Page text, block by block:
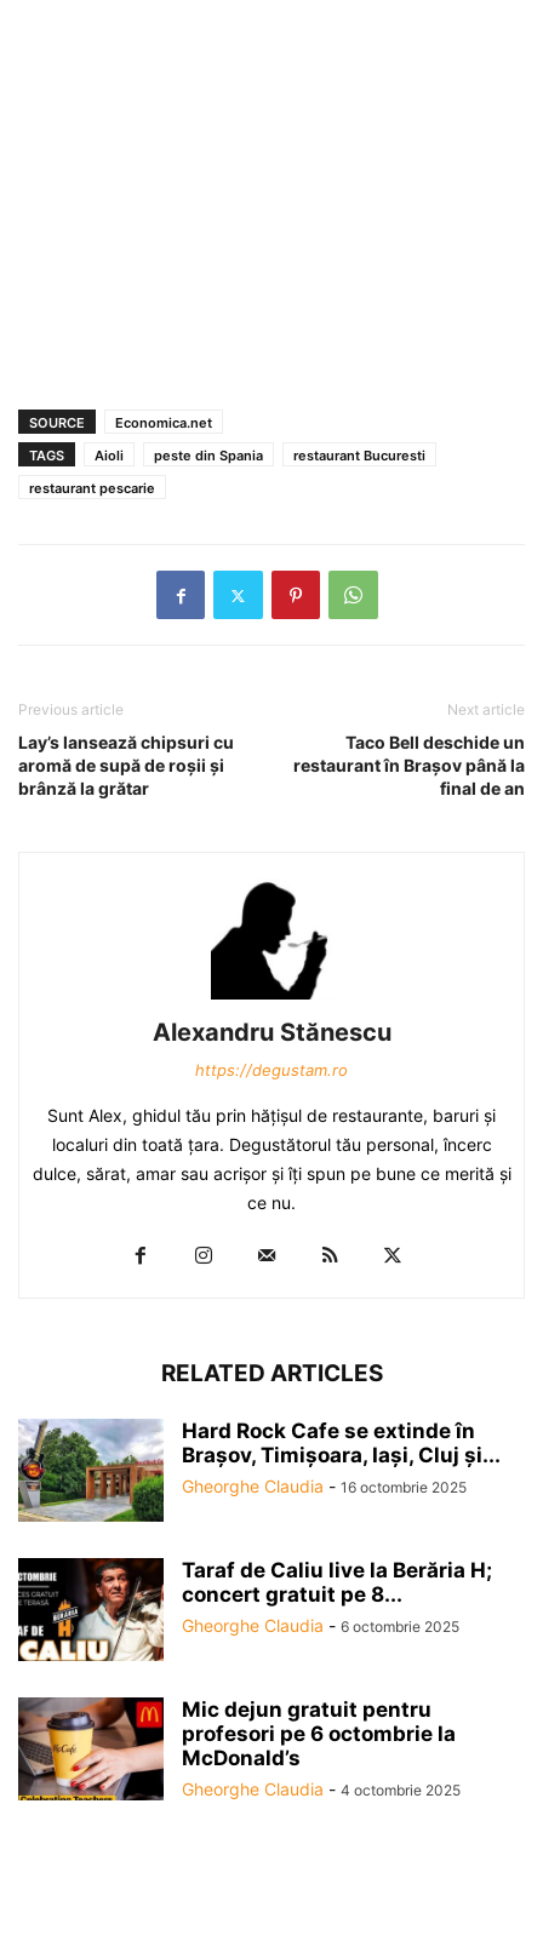
SOURCE
Economica.net
TAGS
Aioli peste din Spania
restaurant Bucuresti
restaurant pescarie
Previous article
Lay’s lansează chipsuri cu
aromă de supă de roşii şi
brânză la grătar
Next article
Taco Bell deschide un
restaurant în Braşov până la
final de an
Alexandru Stănescu
https://degustam.ro
Sunt Alex, ghidul tău prin hăţişul de restaurante, baruri şi
localuri din toată ţara. Degustătorul tău personal, încerc
dulce, sărat, amar sau acrişor şi îţi spun pe bune ce merită şi
ce nu.
RELATED ARTICLES
Hard Rock Cafe se extinde în
Brașov, Timișoara, Iași, Cluj și...
Gheorghe Claudia - 16 octombrie 2025
Taraf de Caliu live la Berăria H;
concert gratuit pe 8...
Gheorghe Claudia - 6 octombrie 2025
Mic dejun gratuit pentru
profesori pe 6 octombrie la
McDonald’s
Gheorghe Claudia - 4 octombrie 2025